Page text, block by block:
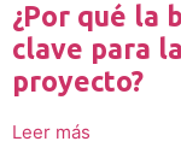
¿Por qué la
clave para
proyecto?
Leer más